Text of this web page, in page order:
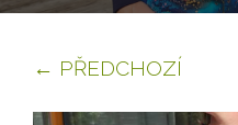
← PŘEDCHOZÍ